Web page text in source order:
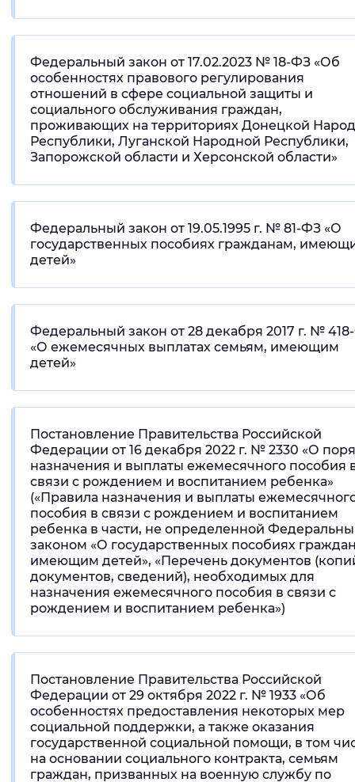
Федеральный закон от 17.02.2023 № 18-ФЗ «Об
особенностях правового регулирования
отношений в сфере социальной защиты и
социального обслуживания граждан,
проживающих на территориях Донецкой
Республики, Луганской Народной Республики,
Запорожской области и Херсонской области»
Федеральный закон от 19.05.1995 г. № 81-ФЗ «О
государственных пособиях гражданам,
детей»
Федеральный закон от 28 декабря 2017 г. №
«О ежемесячных выплатах семьям, имеющим
детей»
Постановление Правительства Российской
Федерации от 16 декабря 2022 г. № 2330 «О
назначения и выплаты ежемесячного пособия
связи с рождением и воспитанием ребенка»
(«Правила назначения и выплаты
пособия в связи с рождением и воспитанием
ребенка в части, не определенной
законом «О государственных пособиях
имеющим детей», «Перечень документов
документов, сведений), необходимых для
назначения ежемесячного пособия в связи с
рождением и воспитанием ребенка»)
Постановление Правительства Российской
Федерации от 29 октября 2022 г. № 1933 «Об
особенностях предоставления некоторых мер
социальной поддержки, а также оказания
государственной социальной помощи, в том
на основании социального контракта, семьям
граждан, призванных на военную службу по